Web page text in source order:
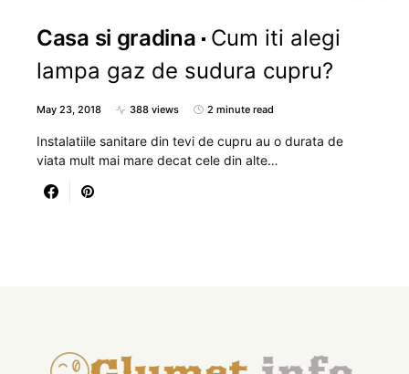
Casa si gradina
Cum iti alegi
lampa gaz de sudura cupru?
May 23, 2018 388 views 2 minute read
Instalatiile sanitare din tevi de cupru au o durata de
viata mult mai mare decat cele din alte…